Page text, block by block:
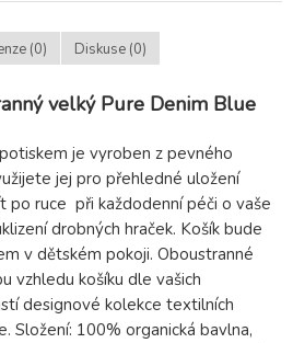
(0) Diskuse (0)
velký Pure Denim Blue
je vyroben z pevného
jej pro přehledné uložení
po ruce při každodenní péči o vaše
drobných hraček. Košík bude
v dětském pokoji. Oboustranné
vzhledu košíku dle vašich
designové kolekce textilních
Složení: 100% organická bavlna,